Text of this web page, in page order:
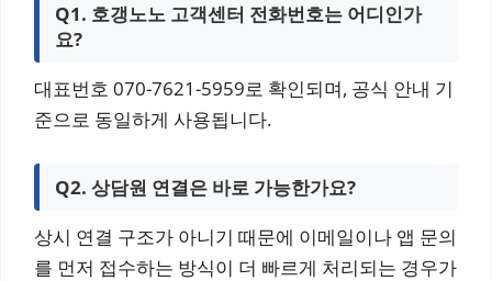
Q1. 호갱노노 고객센터 전화번호는 어디인가
요?
대표번호 070-7621-5959로 확인되며, 공식 안내 기
준으로 동일하게 사용됩니다.
Q2. 상담원 연결은 바로 가능한가요?
상시 연결 구조가 아니기 때문에 이메일이나 앱 문의
를 먼저 접수하는 방식이 더 빠르게 처리되는 경우가